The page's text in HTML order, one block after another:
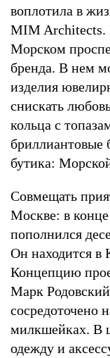
воплотила в
MIM Architects.
Морском
бренда. В нем
изделия
снискать
кольца с
бриллиантовые
бутика:
Совмещать
Москве: в
пополнился
Он находится в
Концепцию
Марк
сосредоточено
милкшейках. В
одежду и